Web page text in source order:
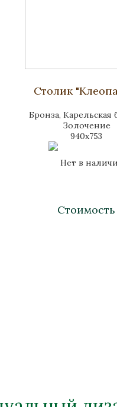
Столик
Бронза, Карельская
Золочение
940x753
Нет в
Стоимость